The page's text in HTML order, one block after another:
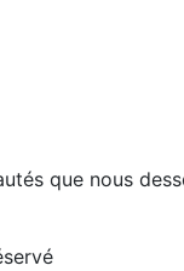
que nous